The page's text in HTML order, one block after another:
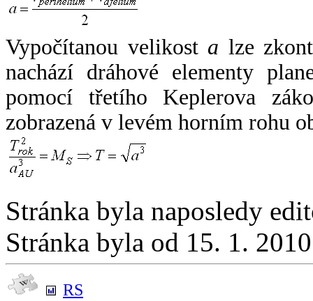
Vypočítanou velikost a lze
nachází dráhové elementy
pomocí třetího Keplerova
zobrazená v levém horním rohu
Stránka byla naposledy
Stránka byla od 15. 1.
RS